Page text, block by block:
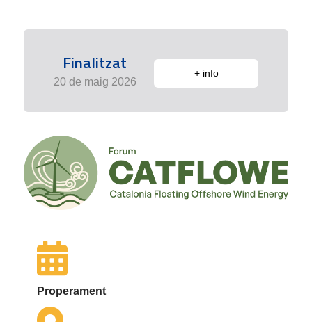
Finalitzat
20 de maig 2026
+ info
Properament